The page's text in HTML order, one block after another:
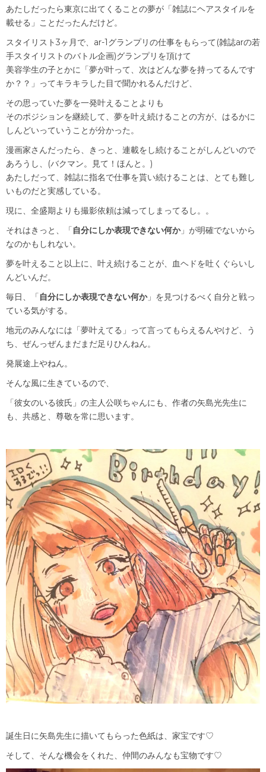
あたしだったら東京に出てくることの夢が「雑誌にヘアスタイルを
載せる」ことだったんだけど。
スタイリスト3ヶ月で、ar-1グランプリの仕事をもらって(雑誌arの若
手スタイリストのバトル企画)グランプリを頂けて
美容学生の子とかに「夢が叶って、次はどんな夢を持ってるんです
か？？」ってキラキラした目で聞かれるんだけど、
その思っていた夢を一発叶えることよりも
そのポジションを継続して、夢を叶え続けることの方が、はるかに
しんどいっていうことが分かった。
漫画家さんだったら、きっと、連載をし続けることがしんどいので
あろうし、(バクマン。見て！ほんと。)
あたしだって、雑誌に指名で仕事を貰い続けることは、とても難し
いものだと実感している。
現に、全盛期よりも撮影依頼は減ってしまってるし。。
それはきっと、「自分にしか表現できない何か」が明確でないから
なのかもしれない。
夢を叶えること以上に、叶え続けることが、血ヘドを吐くぐらいし
んどいんだ。
毎日、「自分にしか表現できない何か」を見つけるべく自分と戦っ
ている気がする。
地元のみんなには「夢叶えてる」って言ってもらえるんやけど、う
ち、ぜんっぜんまだまだ足りひんねん。
発展途上やねん。
そんな風に生きているので、
「彼女のいる彼氏」の主人公咲ちゃんにも、作者の矢島光先生に
も、共感と、尊敬を常に思います。
誕生日に矢島先生に描いてもらった色紙は、家宝です♡
そして、そんな機会をくれた、仲間のみんなも宝物です♡